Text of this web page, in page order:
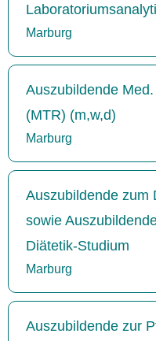
Marburg
Auszubildende
(MTR) (m,w,d)
Marburg
Auszubildende zum
sowie
Diätetik-Studium
Marburg
Auszubildende zur